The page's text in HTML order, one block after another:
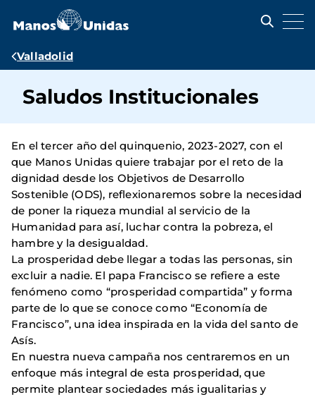
contenido
Ruta
navegación
Valladolid
Saludos Institucionales
En el tercer año del quinquenio, 2023-2027, con el
que Manos Unidas quiere trabajar por el reto de la
dignidad desde los Objetivos de Desarrollo
Sostenible (ODS), reflexionaremos sobre la necesidad
de poner la riqueza mundial al servicio de la
Humanidad para así, luchar contra la pobreza, el
hambre y la desigualdad.
La prosperidad debe llegar a todas las personas, sin
excluir a nadie. El papa Francisco se refiere a este
fenómeno como “prosperidad compartida” y forma
parte de lo que se conoce como “Economía de
Francisco”, una idea inspirada en la vida del santo de
Asís.
En nuestra nueva campaña nos centraremos en un
enfoque más integral de esta prosperidad, que
permite plantear sociedades más igualitarias y